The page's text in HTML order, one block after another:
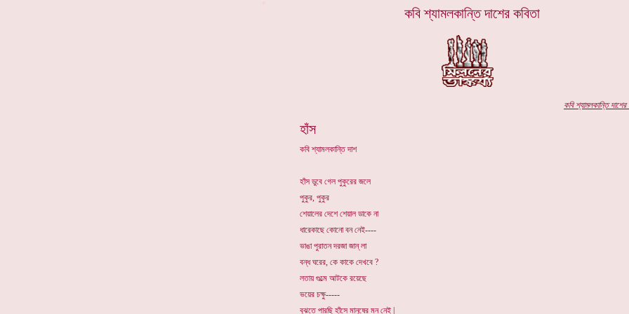
কবি শ্যামলকান্তি দাশের কবিতা
কবিশ্যামলকান্তি দাশের
হাঁস
কবি শ্যামলকান্তি দাশ
হাঁস ডুবে গেল পুকুরের জলে
পুকুর, পুকুর
শেয়ালের দেশে শেয়াল ডাকে না
ধারেকাছে কোনো বন নেই----
ভাঙা পুরাতন দরজা জান্ লা
বন্ধ ঘরের, কে কাকে দেখবে ?
লতায় গুল্মে আটকে রয়েছে
ভয়ের চক্ষু-----
বুঝতে পারছি হাঁসে মানুষের মন নেই |